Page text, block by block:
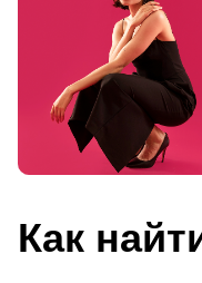
Как